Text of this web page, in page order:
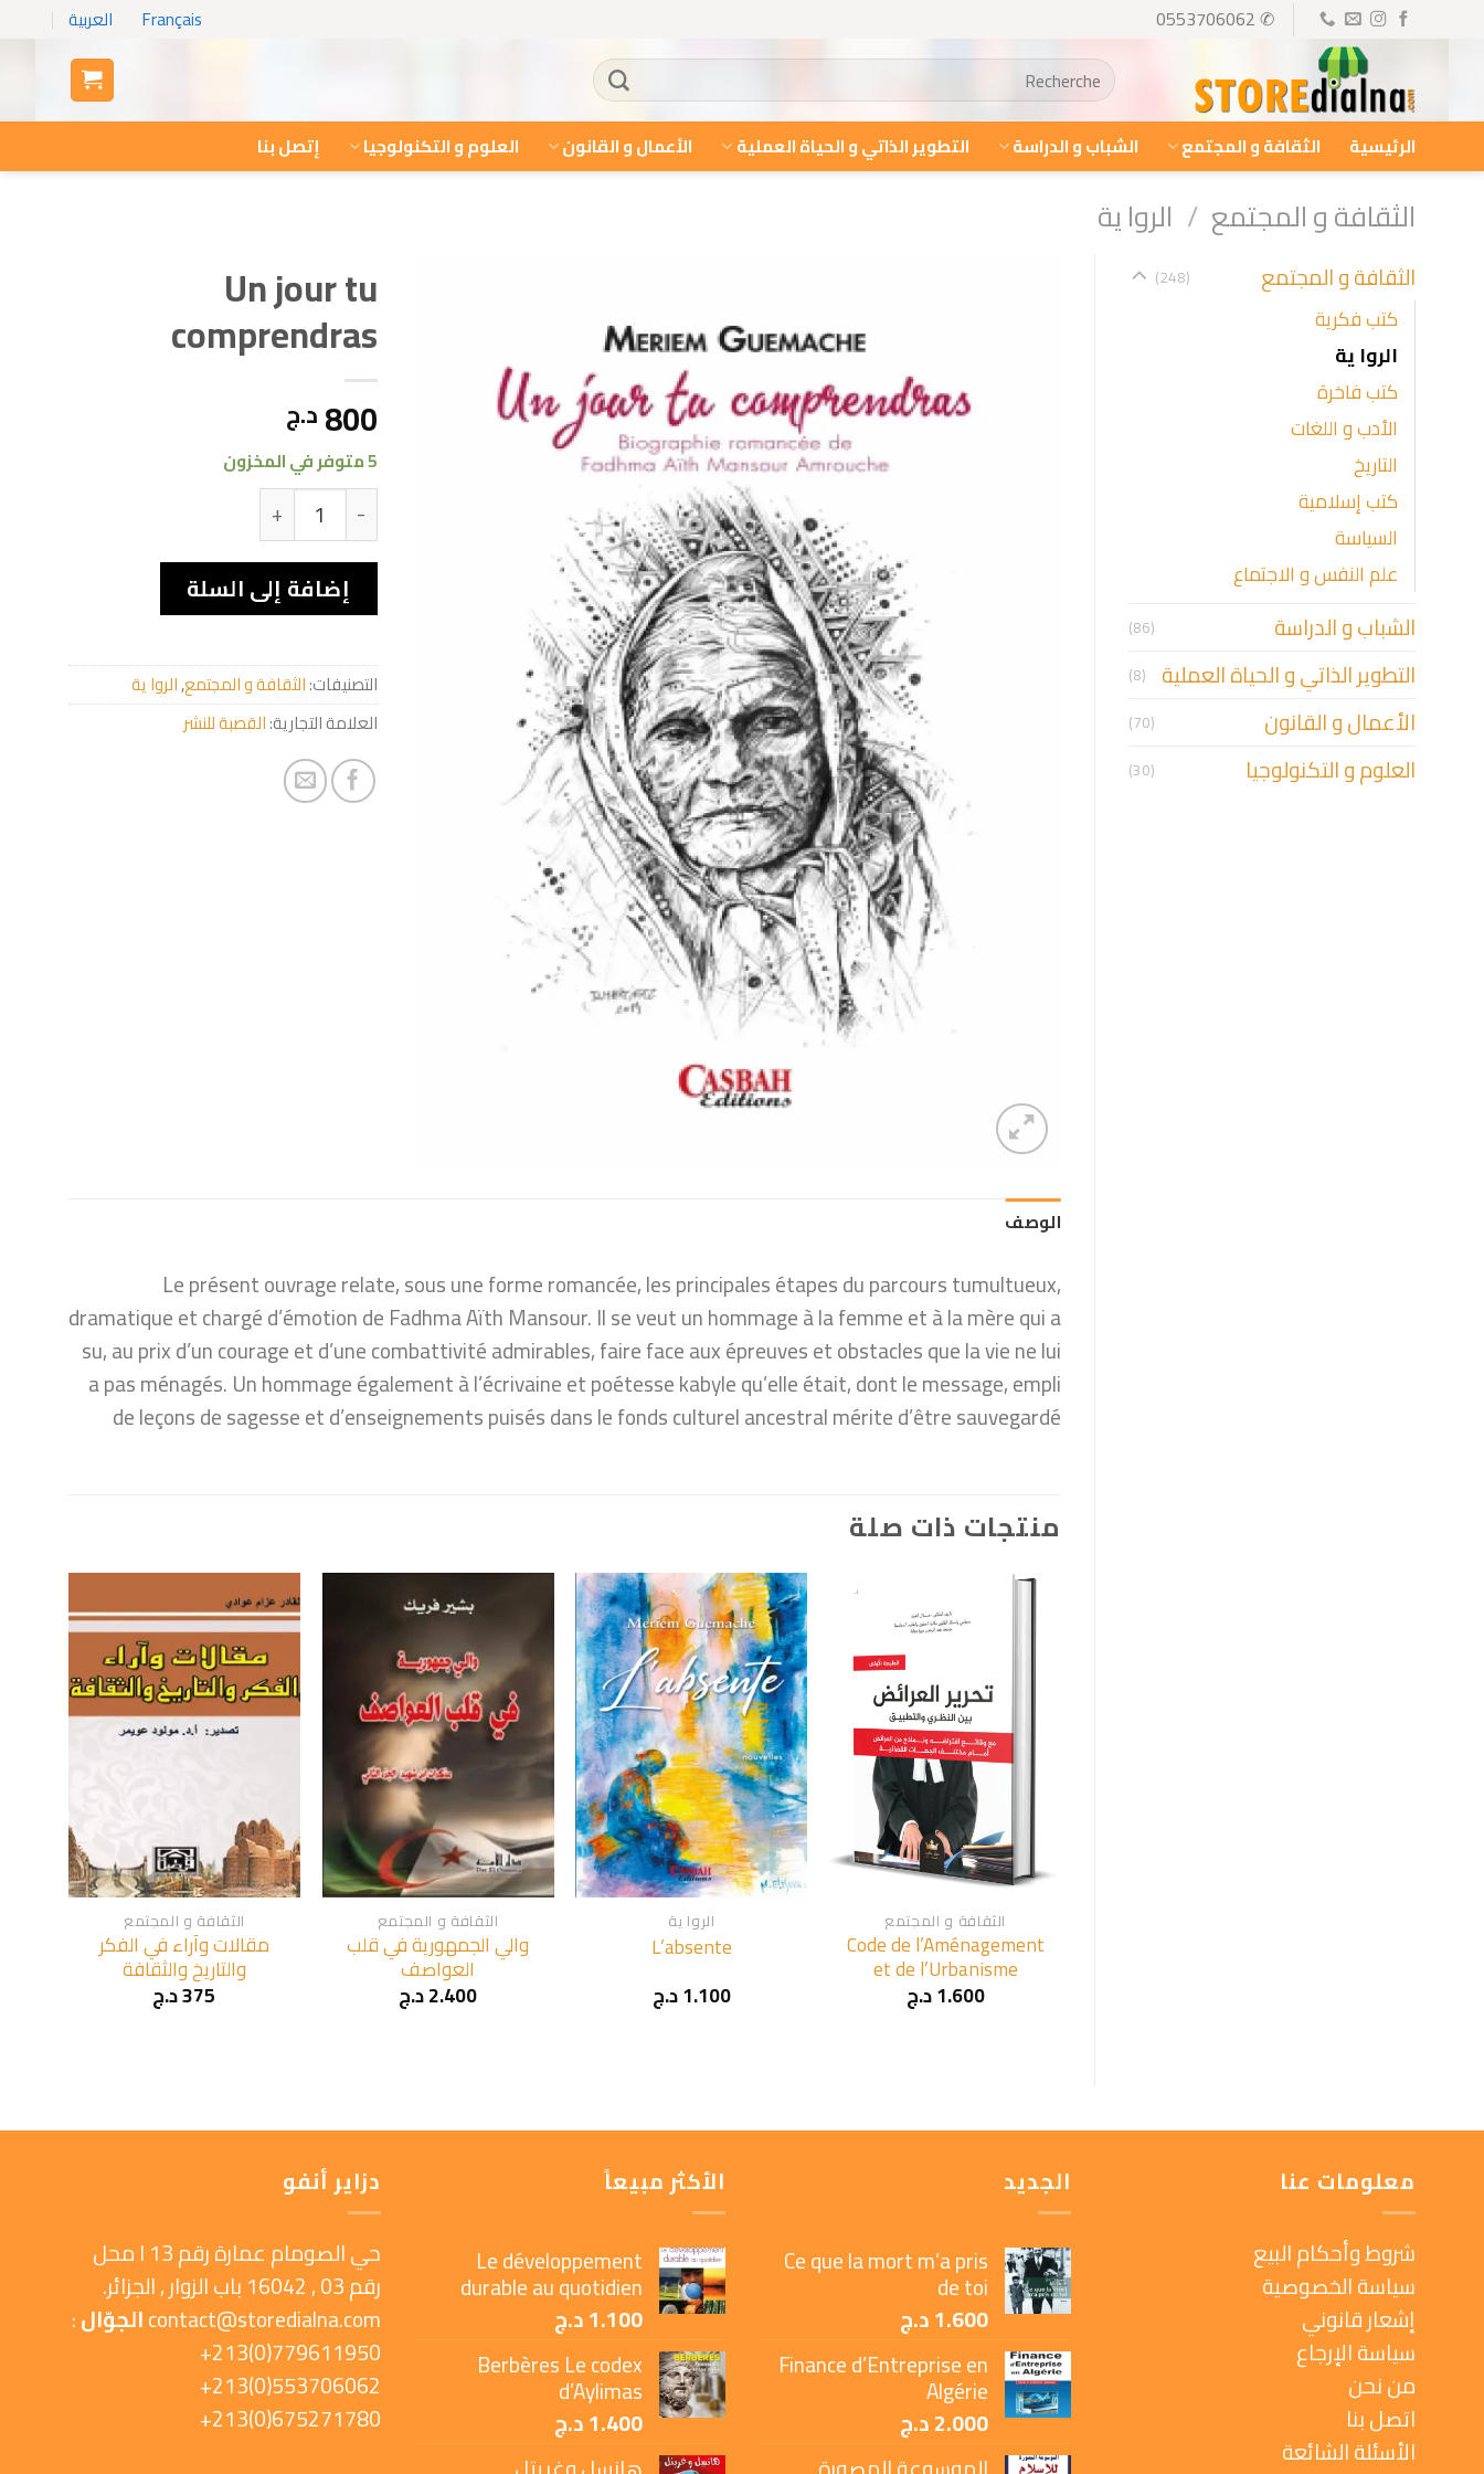
✆ 0553706062
Français العربية
البحث
عن:
الرئيسية الثقافة و المجتمع الشباب و الدراسة التطوير الذاتي و الحياة العملية الأعمال و القانون العلوم و التكنولوجيا إتصل بنا
الثقافة و المجتمع / الروا ية
الثقافة و المجتمع (248)
كتب فكرية
الروا ية
كتب فاخرة
الأدب و اللغات
التاريخ
كتب إسلامية
السياسة
علم النفس و الاجتماع
الشباب و الدراسة (86)
التطوير الذاتي و الحياة العملية (8)
الأعمال و القانون (70)
العلوم و التكنولوجيا (30)
Un jour tu
comprendras
800 د.ج
5 متوفر في المخزون
إضافة إلى السلة
التصنيفات:الثقافة و المجتمع,الروا ية
العلامة التجارية:القصبة للنشر
الوصف
Le présent ouvrage relate, sous une forme romancée, les principales étapes du parcours tumultueux,
dramatique et chargé d’émotion de Fadhma Aïth Mansour. Il se veut un hommage à la femme et à la mère qui a
su, au prix d’un courage et d’une combattivité admirables, faire face aux épreuves et obstacles que la vie ne lui
a pas ménagés. Un hommage également à l’écrivaine et poétesse kabyle qu’elle était, dont le message, empli
de leçons de sagesse et d’enseignements puisés dans le fonds culturel ancestral mérite d’être sauvegardé
منتجات ذات صلة
+
الثقافة و المجتمع
Code de l’Aménagement
et de l’Urbanisme
1.600د.ج
+
الروا ية
L’absente
1.100د.ج
+
الثقافة و المجتمع
والي الجمهورية في قلب
العواصف
2.400د.ج
+
الثقافة و المجتمع
مقالات وآراء في الفكر
والتاريخ والثقافة
375د.ج
معلومات عنا
شروط وأحكام البيع
سياسة الخصوصية
إشعار قانوني
سياسة الإرجاع
من نحن
اتصل بنا
الأسئلة الشائعة
الجديد
Ce que la mort m’a pris
de toi
1.600د.ج
Finance d’Entreprise en
Algérie
2.000د.ج
الأكثر مبيعاً
Le développement
durable au quotidien
1.100د.ج
Berbères Le codex
d’Aylimas
1.400د.ج
دزاير أنفو
حي الصومام عمارة رقم 13 ا محل
رقم 03 , 16042 باب الزوار , الجزائر.
contact@storedialna.comالجوّال:
779611950(0)213+
553706062(0)213+
675271780(0)213+